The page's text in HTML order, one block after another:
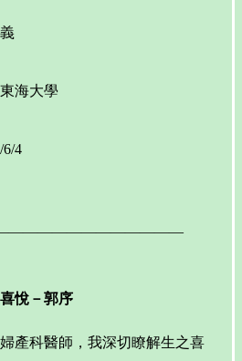
海大學
6/4
悅－郭序
產科醫師，我深切瞭解生之喜